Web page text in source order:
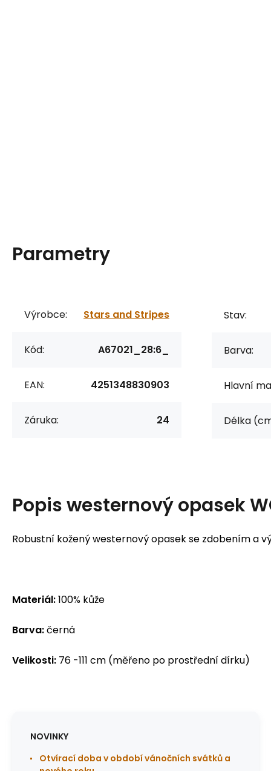
Parametry
Výrobce: Stars and Stripes
Kód: A67021_28:6_
EAN: 4251348830903
Záruka: 24
Stav:
Barva:
Hlavní
Délka
Popiswesternový opasek
Robustní kožený westernový opasek se zdobením a
Materiál:100% kůže
Barva:černá
Velikosti: 76 -111 cm (měřeno po prostřední dírku)
NOVINKY
Otvírací doba v období vánočních svátků a